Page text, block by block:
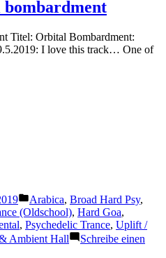
Titel: Orbital Bombardment:
I love this track… One of
Veröffentlicht
unter
Arabica, Broad Hard Psy,
(Oldschool), Hard Goa,
, Psychedelic Trance, Uplift /
Ambient Hall
Schreibe einen